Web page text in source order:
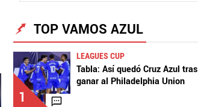
TOP VAMOS AZUL
1
LEAGUES CUP
Tabla: Así quedó Cruz Azul tras
ganar al Philadelphia Union